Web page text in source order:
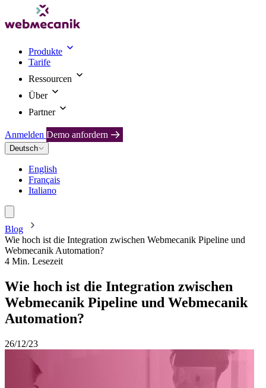
Produkte
Tarife
Ressourcen
Über
Partner
Anmelden Demo anfordern
Deutsch
English
Français
Italiano
Blog
Wie hoch ist die Integration zwischen Webmecanik Pipeline und
Webmecanik Automation?
4 Min. Lesezeit
Wie hoch ist die Integration zwischen
Webmecanik Pipeline und Webmecanik
Automation?
26/12/23